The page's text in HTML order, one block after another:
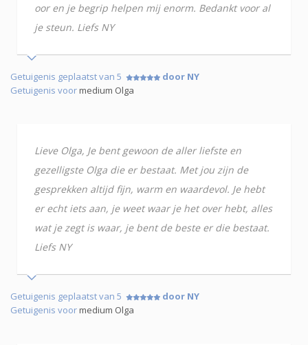
oor en je begrip helpen mij enorm. Bedankt voor al
je steun. Liefs NY
Getuigenis geplaatst van 5
door NY
Getuigenis voormedium Olga
Lieve Olga, Je bent gewoon de aller liefste en
gezelligste Olga die er bestaat. Met jou zijn de
gesprekken altijd fijn, warm en waardevol. Je hebt
er echt iets aan, je weet waar je het over hebt, alles
wat je zegt is waar, je bent de beste er die bestaat.
Liefs NY
Getuigenis geplaatst van 5
door NY
Getuigenis voormedium Olga